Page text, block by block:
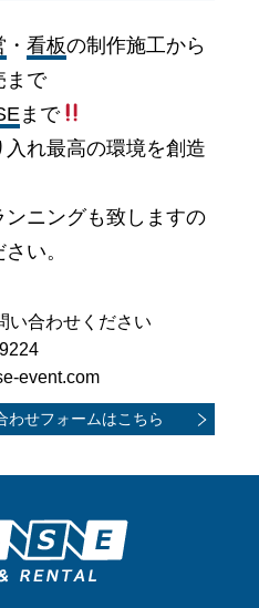
・看板の制作施工から
まで
まで
れ最高の環境を創造
ニングも致しますの
い。
い合わせください
event.com
わせフォームはこちら